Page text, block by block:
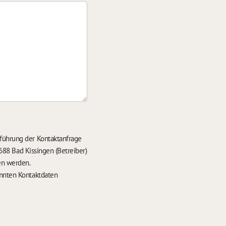
der Kontaktanfrage
Bad Kissingen (Betreiber)
werden.
Kontaktdaten